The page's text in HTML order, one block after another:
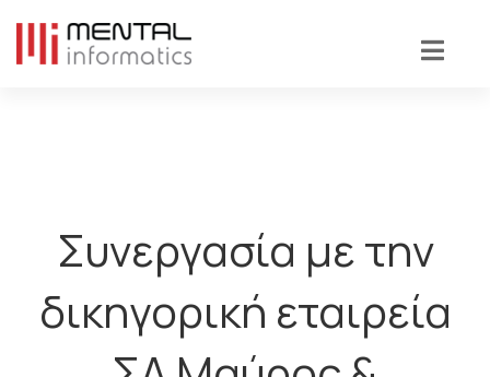
Συνεργασία με την
δικηγορική εταιρεία